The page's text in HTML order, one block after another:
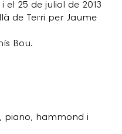
el 25 de juliol de 2013
de Terri per Jaume
Bou.
piano, hammond i